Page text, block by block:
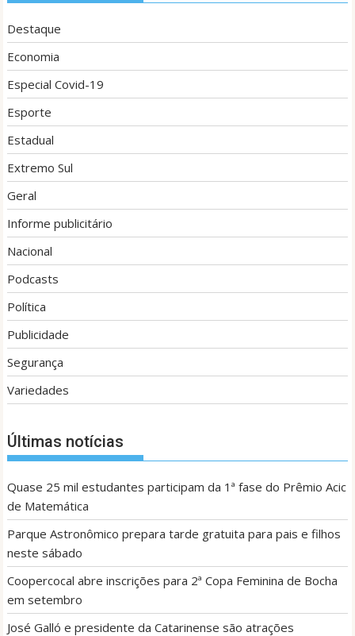
Destaque
Economia
Especial Covid-19
Esporte
Estadual
Extremo Sul
Geral
Informe publicitário
Nacional
Podcasts
Política
Publicidade
Segurança
Variedades
Últimas notícias
Quase 25 mil estudantes participam da 1ª fase do Prêmio Acic
de Matemática
Parque Astronômico prepara tarde gratuita para pais e filhos
neste sábado
Coopercocal abre inscrições para 2ª Copa Feminina de Bocha
em setembro
José Galló e presidente da Catarinense são atrações